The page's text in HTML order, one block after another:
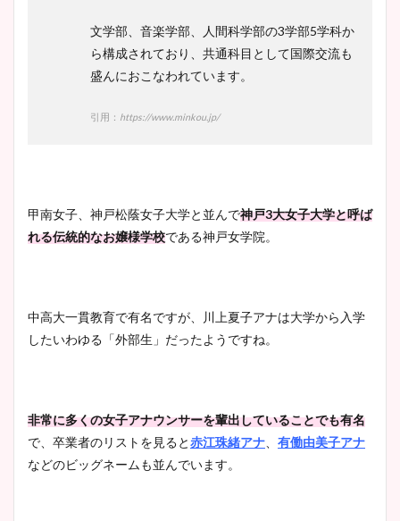
まとめた！
文学部、音楽学部、人間科学部の3学部5学科か
ら構成されており、共通科目として国際交流も
盛んにおこなわれています。
引用： https://www.minkou.jp/
甲南女子、神戸松蔭女子大学と並んで神戸3大女子大学と呼ば
れる伝統的なお嬢様学校である神戸女学院。
中高大一貫教育で有名ですが、川上夏子アナは大学から入学
したいわゆる「外部生」だったようですね。
非常に多くの女子アナウンサーを輩出していることでも有名
で、卒業者のリストを見ると赤江珠緒アナ
有働由美子アナ
などのビッグネームも並んでいます。